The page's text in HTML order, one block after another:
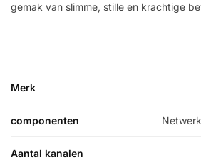
gemak van slimme, stille en krachtige
Merk
componenten
Aantal kanalen